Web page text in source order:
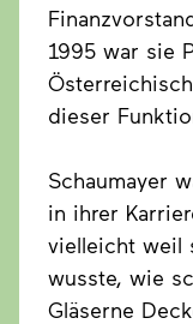
1995 war sie
dieser
Schaumayer
in ihrer
vielleicht weil
wusste, wie
Gläserne